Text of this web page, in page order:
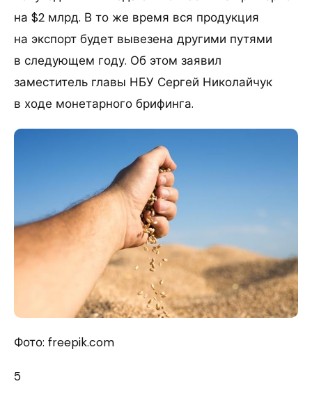
на $2 млрд. В то же время вся продукция
на экспорт будет вывезена другими путями
в следующем году. Об этом заявил
заместитель главы НБУ Сергей Николайчук
в ходе монетарного брифинга.
Фото: freepik.com
5